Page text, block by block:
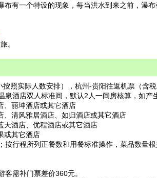
有一个特设的现象，每当洪水到来之前，瀑
。
照实际人数安排），杭州-贵阳往返机票（含税
酒店双人标准间，默认2人一间房核算，如产
、丽坤酒店或其它酒店
清风雅居酒店、如归酒店或其它酒店
天酒店、优程酒店或其它酒店
或其它酒店
行程所列正餐数和用餐标准操作，菜品数量
需补门票差价360元。